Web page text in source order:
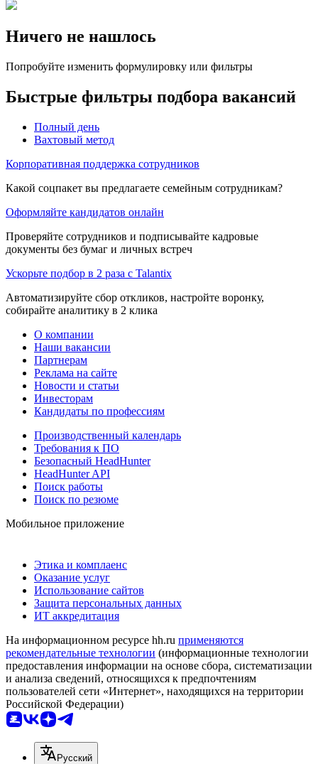
Ничего не нашлось
Попробуйте изменить формулировку или фильтры
Быстрые фильтры подбора вакансий
Полный день
Вахтовый метод
Корпоративная поддержка сотрудников
Какой соцпакет вы предлагаете семейным сотрудникам?
Оформляйте кандидатов онлайн
Проверяйте сотрудников и подписывайте кадровые
документы без бумаг и личных встреч
Ускорьте подбор в 2 раза с Talantix
Автоматизируйте сбор откликов, настройте воронку,
собирайте аналитику в 2 клика
О компании
Наши вакансии
Партнерам
Реклама на сайте
Новости и статьи
Инвесторам
Кандидаты по профессиям
Производственный календарь
Требования к ПО
Безопасный HeadHunter
HeadHunter API
Поиск работы
Поиск по резюме
Мобильное приложение
Этика и комплаенс
Оказание услуг
Использование сайтов
Защита персональных данных
ИТ аккредитация
На информационном ресурсе hh.ru применяются
рекомендательные технологии (информационные технологии
предоставления информации на основе сбора, систематизации
и анализа сведений, относящихся к предпочтениям
пользователей сети «Интернет», находящихся на территории
Российской Федерации)
Русский